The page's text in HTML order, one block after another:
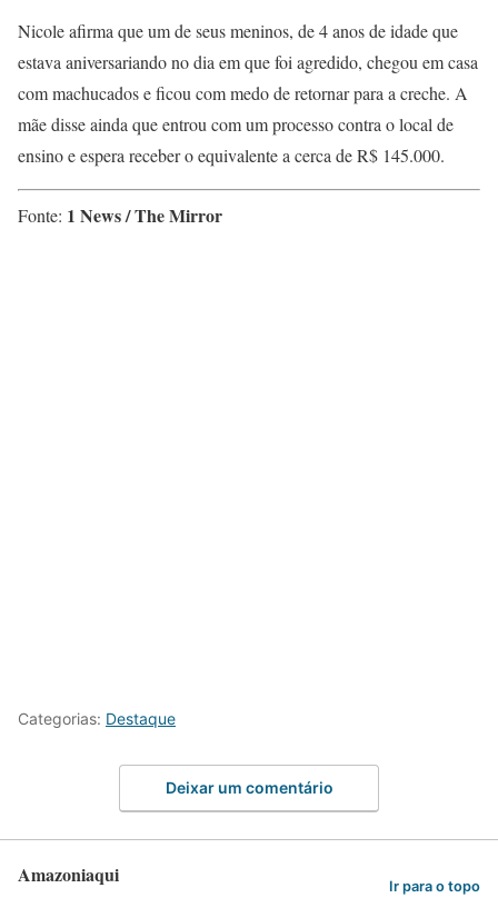
Nicole afirma que um de seus meninos, de 4 anos de idade que
estava aniversariando no dia em que foi agredido, chegou em casa
com machucados e ficou com medo de retornar para a creche. A
mãe disse ainda que entrou com um processo contra o local de
ensino e espera receber o equivalente a cerca de R$ 145.000.
Fonte: 1 News / The Mirror
Categorias: Destaque
Deixar um comentário
Amazoniaqui Ir para o topo